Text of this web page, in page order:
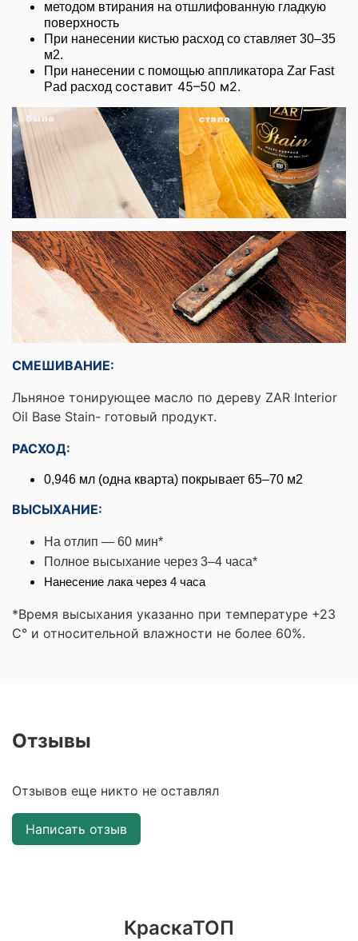
методом втирания на отшлифованную гладкую
поверхность
При нанесении кистью расход со ставляет 30–35
м2.
При нанесении с помощью аппликатора Zar Fast
Pad расход составит 45–50 м2.
СМЕШИВАНИЕ:
Льняное тонирующее масло по дереву ZAR Interior
Oil Base Stain- готовый продукт.
РАСХОД:
0,946 мл (одна кварта) покрывает 65–70 м2
ВЫСЫХАНИЕ:
На отлип — 60 мин*
Полное высыхание через 3–4 часа*
Нанесение лака через 4 часа
*Время высыхания указанно при температуре +23
С° и относительной влажности не более 60%.
Отзывы
Отзывов еще никто не оставлял
Написать отзыв
КраскаТОП